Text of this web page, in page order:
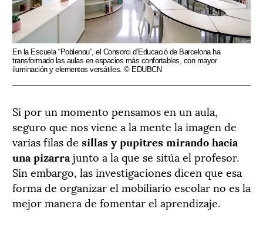
En la Escuela “Poblenou”, el Consorci d’Educació de Barcelona ha
transformado las aulas en espacios más confortables, con mayor
iluminación y elementos versátiles. © EDUBCN
Si por un momento pensamos en un aula,
seguro que nos viene a la mente la imagen de
varias filas de sillas y pupitres mirando hacia
una pizarra junto a la que se sitúa el profesor.
Sin embargo, las investigaciones dicen que esa
forma de organizar el mobiliario escolar no es la
mejor manera de fomentar el aprendizaje.